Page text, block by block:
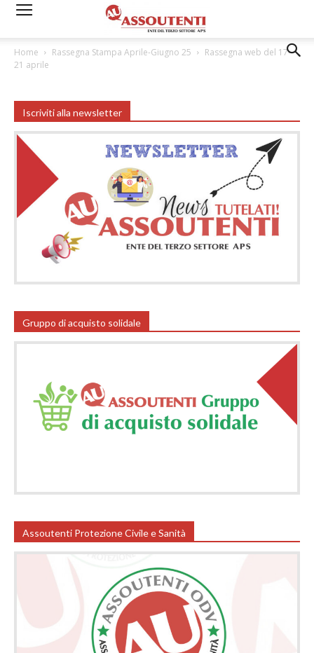
Home Rassegna Stampa Aprile-Giugno 25
Rassegna web del 17-
21 aprile
Iscriviti alla newsletter
Gruppo di acquisto solidale
Assoutenti Protezione Civile e Sanità